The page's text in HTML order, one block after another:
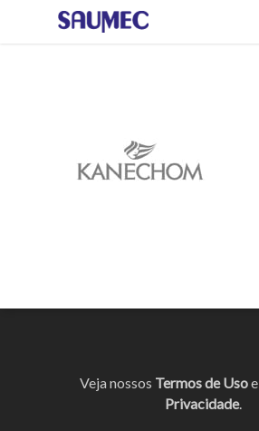
Veja nossos Termos de Usoe
Privacidade.